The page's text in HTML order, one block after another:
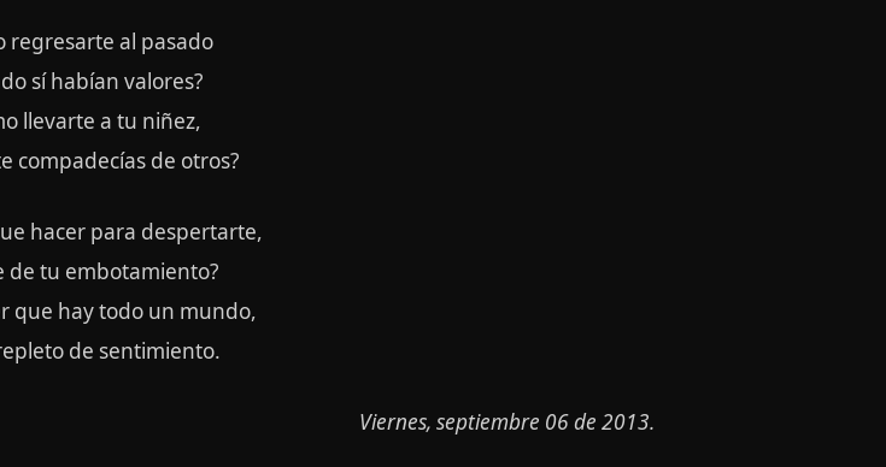
regresarte al pasado
sí habían valores?
llevarte a tu niñez,
compadecías de otros?
hacer para despertarte,
de tu embotamiento?
que hay todo un mundo,
de sentimiento.
Viernes, septiembre 06 de 2013.